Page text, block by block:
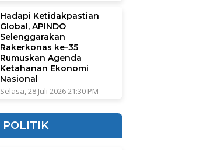
Hadapi Ketidakpastian
Global, APINDO
Selenggarakan
Rakerkonas ke-35
Rumuskan Agenda
Ketahanan Ekonomi
Nasional
Selasa, 28 Juli 2026 21:30 PM
POLITIK